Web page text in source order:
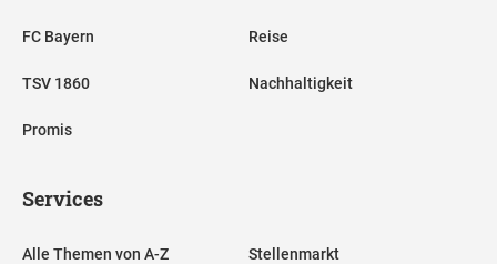
FC Bayern
TSV 1860
Promis
Reise
Nachhaltigkeit
Services
Alle Themen von A-Z Stellenmarkt